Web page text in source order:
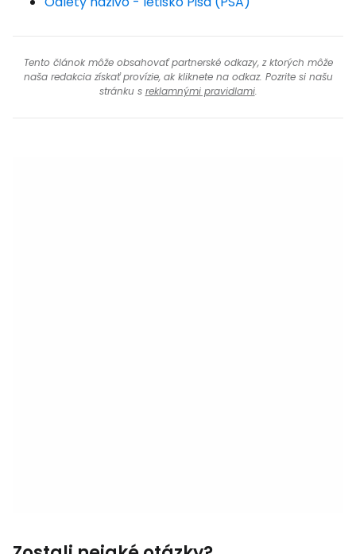
Tento článok môže obsahovať partnerské odkazy, z ktorých môže
naša redakcia získať provízie, ak kliknete na odkaz. Pozrite si našu
stránku s reklamnými pravidlami.